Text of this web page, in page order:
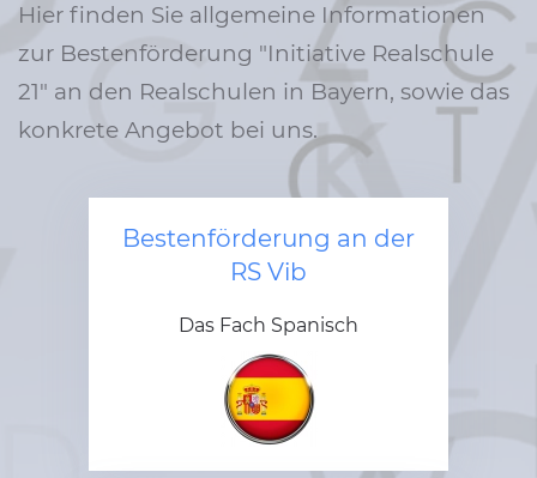
Hier finden Sie allgemeine Informationen
zur Bestenförderung "Initiative Realschule
21" an den Realschulen in Bayern, sowie das
konkrete Angebot bei uns.
Bestenförderung an der
RS Vib
Das Fach Spanisch